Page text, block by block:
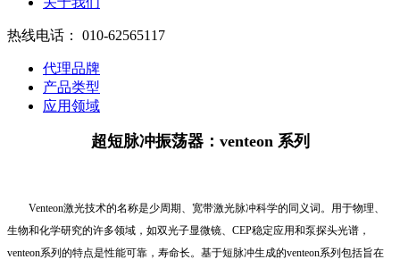
热线电话： 010-62565117
代理品牌
产品类型
应用领域
超短脉冲振荡器：venteon 系列
Venteon激光技术的名称是少周期、宽带激光脉冲科学的同义词。用于物理、
生物和化学研究的许多领域，如双光子显微镜、CEP稳定应用和泵探头光谱，
venteon系列的特点是性能可靠，寿命长。基于短脉冲生成的venteon系列包括旨在